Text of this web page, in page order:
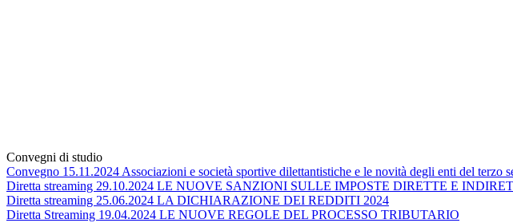
Convegni di studio
Convegno 15.11.2024 Associazioni e società sportive dilettantistiche e le novità degli enti del terzo
Diretta streaming 29.10.2024 LE NUOVE SANZIONI SULLE IMPOSTE DIRETTE E
Diretta streaming 25.06.2024 LA DICHIARAZIONE DEI REDDITI 2024
Diretta Streaming 19.04.2024 LE NUOVE REGOLE DEL PROCESSO TRIBUTARIO